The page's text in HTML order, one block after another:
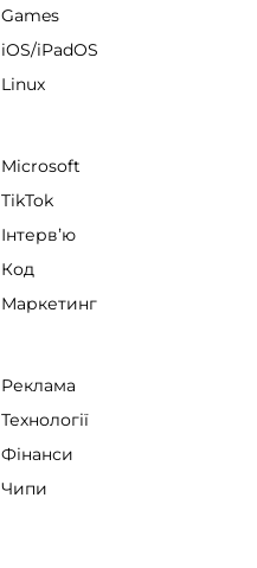
Games
iOS/iPadOS
Linux
Microsoft
TikTok
Інтервʼю
Код
Маркетинг
Реклама
Технології
Фінанси
Чипи